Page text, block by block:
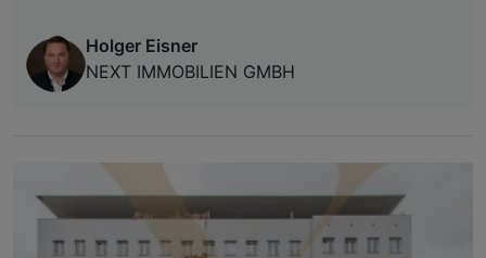
Holger Eisner
NEXT IMMOBILIEN GMBH